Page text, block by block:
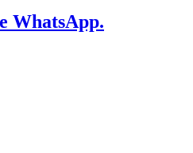
WhatsApp.